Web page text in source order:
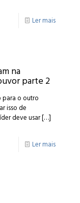
Ler mais
na
parte 2
para o outro
isso de
deve usar[…]
Ler mais